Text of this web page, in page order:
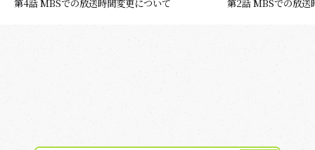
第4話 MBSでの放送時間変更について 第2話 MBSでの放送